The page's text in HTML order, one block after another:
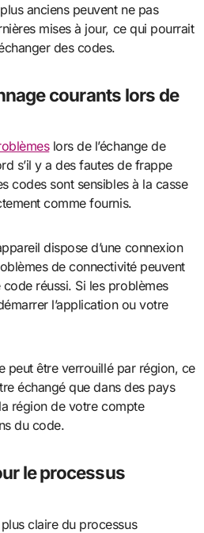
anciens peuvent ne pas
mises à jour, ce qui pourrait
des codes.
courants lors de
lors de l’échange de
s’il y a des fautes de frappe
codes sont sensibles à la casse
comme fournis.
dispose d’une connexion
de connectivité peuvent
réussi. Si les problèmes
l’application ou votre
peut être verrouillé par région, ce
échangé que dans des pays
région de votre compte
du code.
le processus
claire du processus